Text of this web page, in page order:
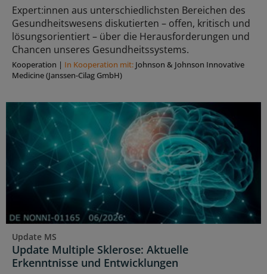
Expert:innen aus unterschiedlichsten Bereichen des
Gesundheitswesens diskutierten – offen, kritisch und
lösungsorientiert – über die Herausforderungen und
Chancen unseres Gesundheitssystems.
Kooperation | In Kooperation mit: Johnson & Johnson Innovative
Medicine (Janssen-Cilag GmbH)
Update MS
Update Multiple Sklerose: Aktuelle
Erkenntnisse und Entwicklungen